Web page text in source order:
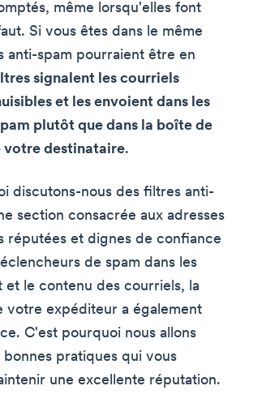
même lorsqu'elles font
Si vous êtes dans le même
anti-spam pourraient être en
signalent les courriels
et les envoient dans les
plutôt que dans la boîte de
votre destinataire.
discutons-nous des filtres anti-
section consacrée aux adresses
réputées et dignes de confiance
de spam dans les
et le contenu des courriels, la
votre expéditeur a également
C'est pourquoi nous allons
pratiques qui vous
une excellente réputation.